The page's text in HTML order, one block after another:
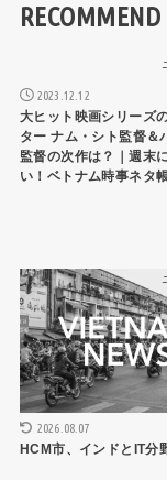
RECOMMEND
2023.12.12
大ヒット映画シリーズ
ター ナム・シト監督＆
監督の次作は？｜週末
い！ベトナム時事ネタ
2026.08.07
HCM市、インドとIT分